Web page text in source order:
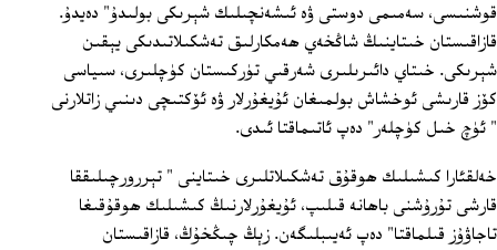
قوشنىسى، سەمىمى دوستى ۋە ئىشەنچىلىك شېرىكى بولىدۇ" دەيدۇ.
قازاقىستان خىتاينىڭ شاڭخەي ھەمكارلىق تەشكىلاتىدىكى يېقىن
شېرىكى. خىتاي دائىرىلىرى شەرقىي تۈركىستان كۈچلىرى، سىياسى
كۆز قارىشى ئوخشاش بولمىغان ئۇيغۇرلار ۋە ئۆكتىچى دىنىي زاتلارنى
" ئۈچ خىل كۈچلەر" دەپ ئاتىماقتا ئىدى.
خەلقئارا كىشىلىك ھوقۇق تەشكىلاتلىرى خىتاينى " تېررورچىلىققا
قارشى تۇرۇشنى باھانە قىلىپ، ئۇيغۇرلارنىڭ كىشىلىك ھوقۇقىغا
تاجاۋۇز قىلماقتا" دەپ ئەيىبلىگەن. زېڭ چىڭخۇڭ، قازاقىستان